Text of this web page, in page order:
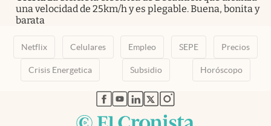
una velocidad de 25km/h y es plegable. Buena, bonita y
barata
Netflix Celulares Empleo SEPE Precios
Crisis Energetica Subsidio Horóscopo
abre en nueva pestaña
abre en nueva pestaña
abre en nueva pestaña
abre en nueva pestaña
abre en nueva pestaña